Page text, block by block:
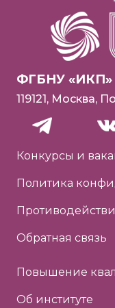
ФГБНУ «ИКП»
119121, Москва,
Конкурсы и
Политика
Обратная связь
Повышение
Об институте